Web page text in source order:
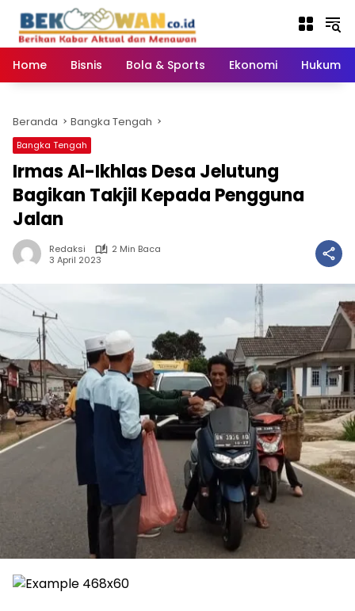
konten
Home
Bisnis Bola & Sports Ekonomi Hukum
Beranda Bangka Tengah
Bangka Tengah
Irmas Al-Ikhlas Desa Jelutung
Bagikan Takjil Kepada Pengguna
Jalan
Redaksi
2 Min Baca
3 April 2023